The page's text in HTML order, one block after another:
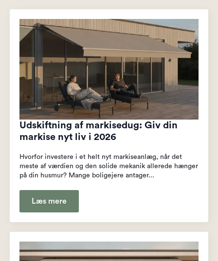
Udskiftning af markisedug: Giv din
markise nyt liv i 2026
Hvorfor investere i et helt nyt markiseanlæg, når det
meste af værdien og den solide mekanik allerede hænger
på din husmur? Mange boligejere antager...
Læs mere